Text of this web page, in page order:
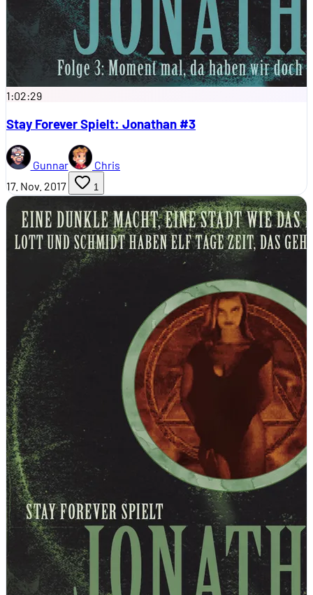
1:02:29
Stay Forever Spielt: Jonathan #3
Gunnar
Chris
17. Nov. 2017
1